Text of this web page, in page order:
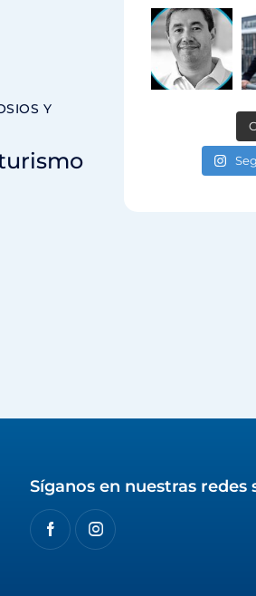
Y
Síganos en nuestras redes